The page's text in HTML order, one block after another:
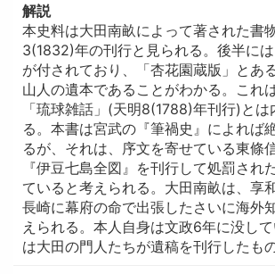
解説
本史料は大田南畝によって著された書
3(1832)年の刊行と見られる。後半には
が付されており、「杏花園蔵版」とあ
山人の遺本であることがわかる。これ
「琉球雑話」(天明8(1788)年刊行)とは
る。本書は宮武の『筆禍史』によれば
るが、それは、序文を寄せている東條
『伊豆七島全図』を刊行して処罰され
ていると考えられる。大田南畝は、享
長崎に幕府の命で出張したさいに海外
えられる。本人自身は文政6年に没し
は大田の門人たちが遺稿を刊行したも